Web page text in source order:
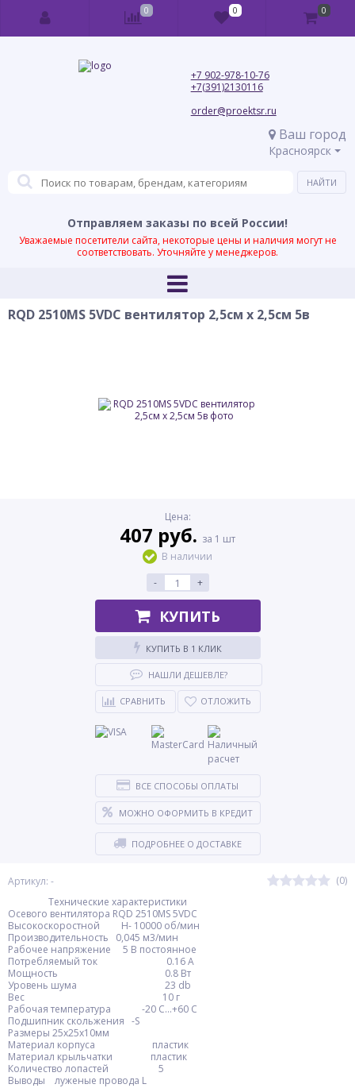
+7 902-978-10-76
+7(391)2130116
order@proektsr.ru
Ваш город
Красноярск
Отправляем заказы по всей России!
Уважаемые посетители сайта, некоторые цены и наличия могут не
соответствовать. Уточняйте у менеджеров.
RQD 2510MS 5VDC вентилятор 2,5см х 2,5см 5в
Артикул: -
(0)
Технические характеристики
Осевого вентилятора RQD 2510MS 5VDC
Высокоскоростной H- 10000 об/мин
Производительность 0,045 м3/мин
Рабочее напряжение 5 В постоянное
Потребляемый ток 0.16 А
Мощность 0.8 Вт
Уровень шума 23 db
Вес 10 г
Рабочая температура -20 С…+60 С
Подшипник скольжения -S
Размеры 25х25х10мм
Материал корпуса пластик
Материал крыльчатки пластик
Количество лопастей 5
Выводы луженые провода L
Цена:
407 руб. за 1 шт
В наличии
-
+
КУПИТЬ
КУПИТЬ В 1 КЛИК
НАШЛИ ДЕШЕВЛЕ?
СРАВНИТЬ ОТЛОЖИТЬ
ВСЕ СПОСОБЫ ОПЛАТЫ
МОЖНО ОФОРМИТЬ В КРЕДИТ
ПОДРОБНЕЕ О ДОСТАВКЕ
0 0 0